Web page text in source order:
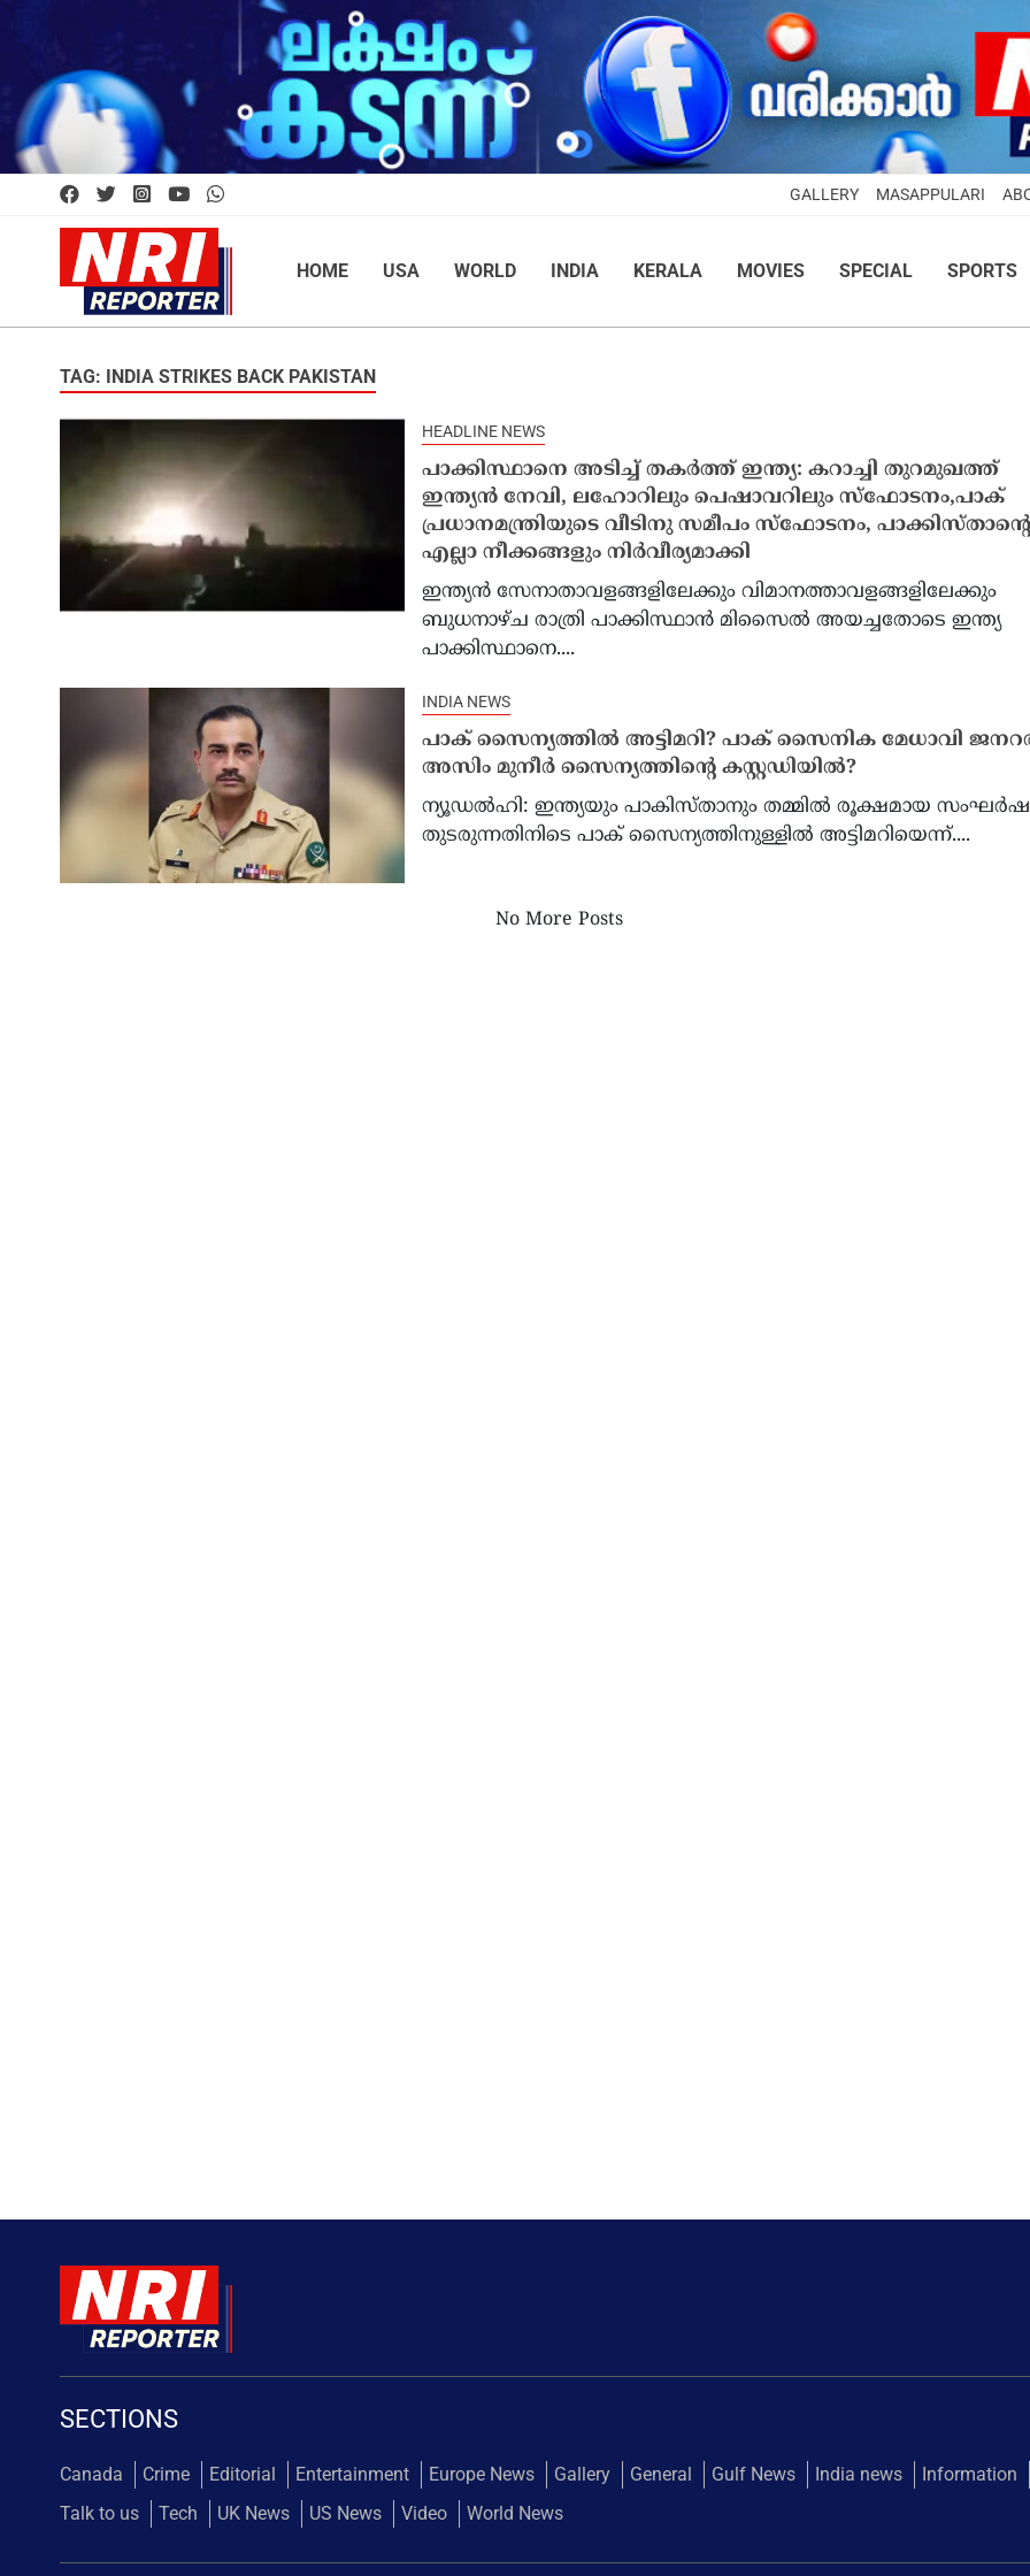
GALLERY MASAPPULARI
HOME USA WORLD INDIA KERALA MOVIES SPECIAL SPORTS
TAG: INDIA STRIKES BACK PAKISTAN
HEADLINE NEWS
പാക്കിസ്ഥാനെ അടിച്ച് തകർത്ത് ഇന്ത്യ: കറാച്ചി തുറമുഖത്ത്
ഇന്ത്യൻ നേവി, ലഹോറിലും പെഷാവറിലും സ്ഫോടനം,പാക്
പ്രധാനമന്ത്രിയുടെ വീടിനു സമീപം സ്ഫോടനം, പാക്കിസ്താൻ്റെ
എല്ലാ നീക്കങ്ങളും നിർവീര്യമാക്കി
ഇന്ത്യൻ സേനാതാവളങ്ങളിലേക്കും വിമാനത്താവളങ്ങളിലേക്കും
ബുധനാഴ്ച രാത്രി പാക്കിസ്ഥാൻ മിസൈൽ അയച്ചതോടെ ഇന്ത്യ
പാക്കിസ്ഥാനെ....
INDIA NEWS
പാക് സൈന്യത്തിൽ അട്ടിമറി? പാക് സൈനിക മേധാവി
അസിം മുനീർ സൈന്യത്തിന്റെ കസ്റ്റഡിയിൽ?
ന്യൂഡല്‍ഹി: ഇന്ത്യയും പാകിസ്താനും തമ്മില്‍ രൂക്ഷമായ
തുടരുന്നതിനിടെ പാക് സൈന്യത്തിനുള്ളില്‍ അട്ടിമറിയെന്ന്....
No More Posts
ജെഡി വാൻസിനെ പിന്തുണച്ച് ട്രംപ്
മാഗ ഫണ്ടിന് 10 ലക്ഷം ഡോളർ
ഭരണകൂടത്തിൽ നിന്ന് മാപ്പ് തേടുന്ന
ഇന്ത്യൻ വംശജനായ ഡോക്ടർ
പിന്തുണച്ച് ട്രംപ്?
SECTIONS
Canada Crime Editorial Entertainment Europe News Gallery General Gulf News India news Information
Talk to us
Tech UK News US News Video World News